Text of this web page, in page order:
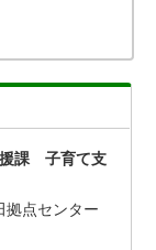
課 子育て支
点センター